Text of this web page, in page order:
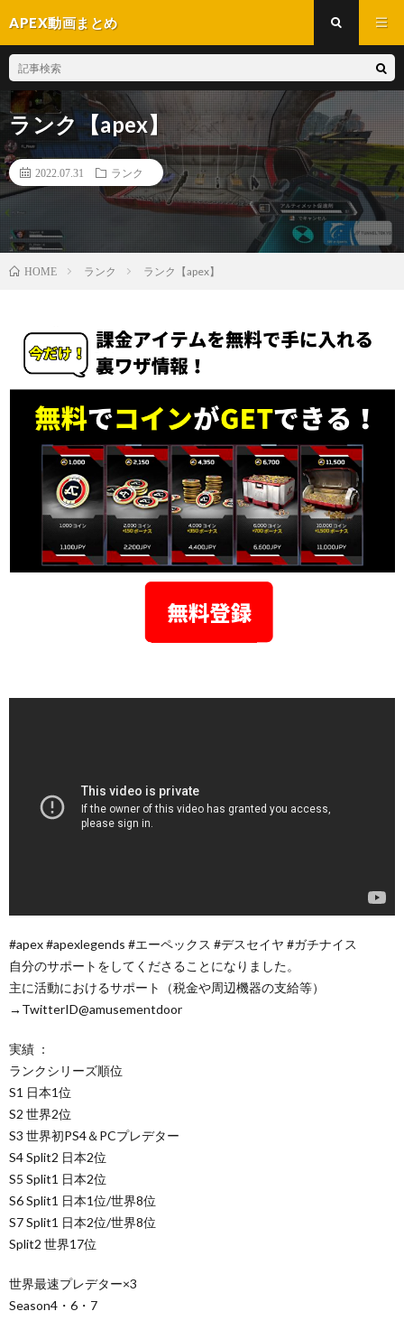
APEX動画まとめ
ランク【apex】
2022.07.31 ランク
HOME ランク ランク【apex】
#apex #apexlegends #エーペックス #デスセイヤ #ガチナイス
自分のサポートをしてくださることになりました。
主に活動におけるサポート（税金や周辺機器の支給等）
→TwitterID@amusementdoor
実績 ：
ランクシリーズ順位
S1 日本1位
S2 世界2位
S3 世界初PS4＆PCプレデター
S4 Split2 日本2位
S5 Split1 日本2位
S6 Split1 日本1位/世界8位
S7 Split1 日本2位/世界8位
Split2 世界17位
世界最速プレデター×3
Season4・6・7